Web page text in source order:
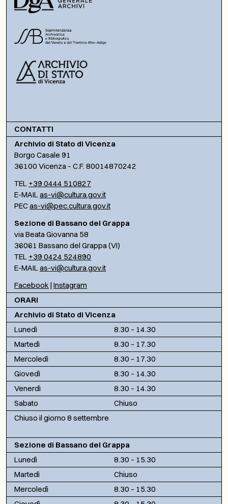
CONTATTI
Archivio di Stato di Vicenza
Borgo Casale 91
36100 Vicenza – C.F. 80014870242
TEL +39 0444 510827
E-MAILas-vi@cultura.gov.it
PECas-vi@pec.cultura.gov.it
Sezione di Bassano del Grappa
via Beata Giovanna 58
36061 Bassano del Grappa (VI)
TEL +39 0424 524890
E-MAILas-vi@cultura.gov.it
Facebook | Instagram
ORARI
Archivio di Stato di Vicenza
Lunedì
8.30 – 14.30
Martedì
8.30 – 17.30
Mercoledì
8.30 – 17.30
Giovedì
8.30 – 14.30
Venerdì
8.30 – 14.30
Sabato
Chiuso
Chiuso il giorno 8 settembre
Sezione di Bassano del Grappa
Lunedì
8.30 – 15.30
Martedì
Chiuso
Mercoledì
8.30 – 15.30